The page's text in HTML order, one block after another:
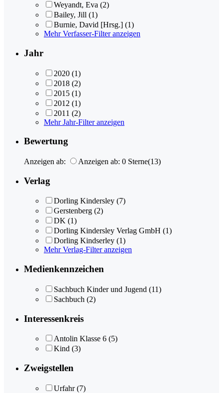
Weyandt, Eva (2)
Bailey, Jill (1)
Burnie, David [Hrsg.] (1)
Mehr Verfasser-Filter anzeigen
Jahr
2020 (1)
2018 (2)
2015 (1)
2012 (1)
2011 (2)
Mehr Jahr-Filter anzeigen
Bewertung
Anzeigen ab: Anzeigen ab: 0 Sterne(13)
Verlag
Dorling Kindersley (7)
Gerstenberg (2)
DK (1)
Dorling Kindersley Verlag GmbH (1)
Dorling Kindserley (1)
Mehr Verlag-Filter anzeigen
Medienkennzeichen
Sachbuch Kinder und Jugend (11)
Sachbuch (2)
Interessenkreis
Antolin Klasse 6 (5)
Kind (3)
Zweigstellen
Urfahr (7)